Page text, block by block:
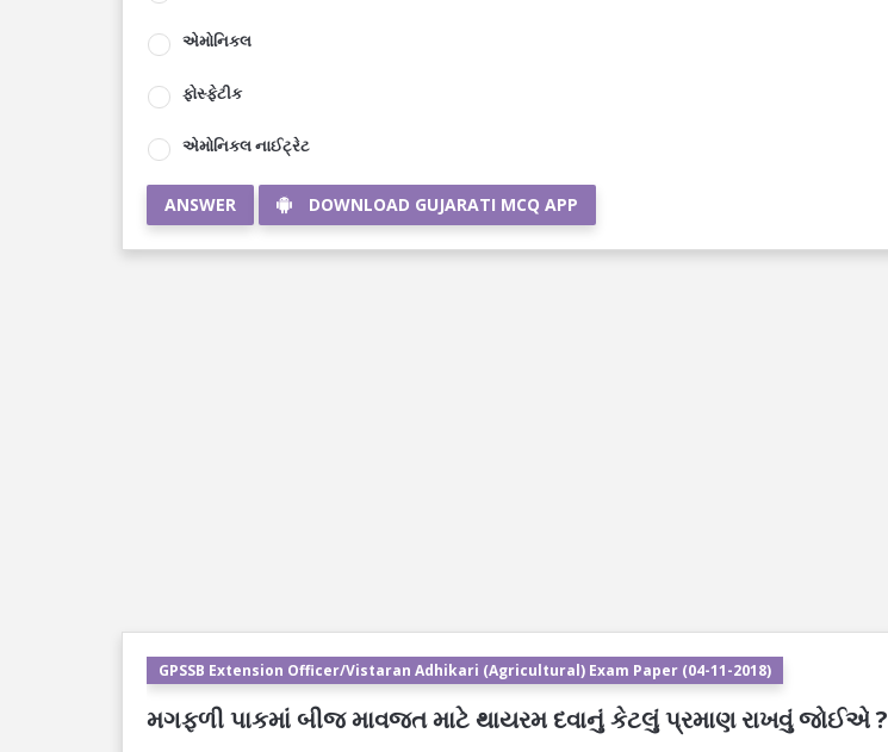
એમોનિકલ
ફોસ્ફેટીક
એમોનિકલ નાઈટ્રેટ
ANSWER DOWNLOAD GUJARATI MCQ APP
GPSSB Extension Officer/Vistaran Adhikari (Agricultural) Exam Paper (04-11-2018)
મગફળી પાકમાં બીજ માવજત માટે થાયરમ દવાનું કેટલું પ્રમાણ રાખવું જોઈએ ?